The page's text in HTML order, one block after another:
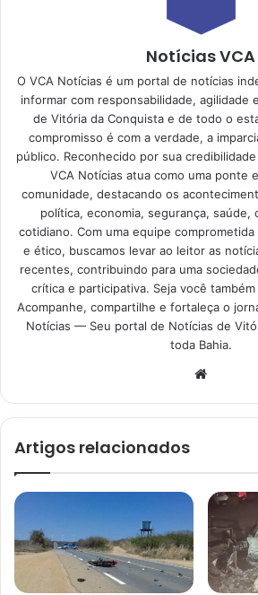
Notícias VCA
O VCA Notícias é um portal de notícias
informar com responsabilidade, agilidade
de Vitória da Conquista e de todo o
compromisso é com a verdade, a
público. Reconhecido por sua
VCA Notícias atua como uma ponte
comunidade, destacando os
política, economia, segurança, saúde,
cotidiano. Com uma equipe
e ético, buscamos levar ao leitor as
recentes, contribuindo para uma
crítica e participativa. Seja você
Acompanhe, compartilhe e fortaleça o
Notícias — Seu portal de Notícias de
toda Bahia.
Artigos relacionados